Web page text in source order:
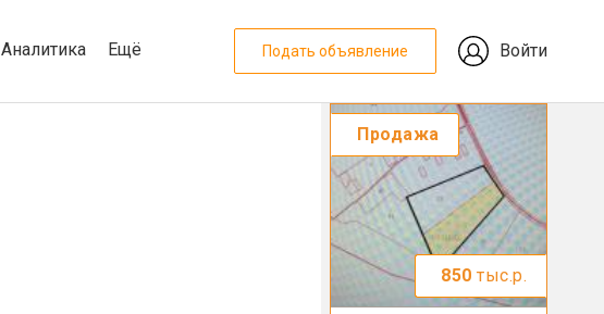
Аналитика Ещё Подать объявление Войти
Продажа
850 тыс.р.